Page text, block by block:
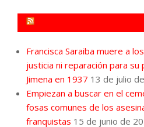
Francisca Saraiba muere a
justicia ni reparación para su
Jimena en 1937 13 de julio
Empiezan a buscar en el
fosas comunes de los
franquistas 15 de junio de